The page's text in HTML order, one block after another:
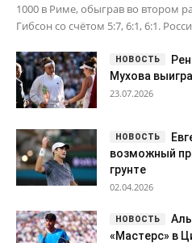
1000 в Риме, обыграв во втором
Гибсон со счётом 5:7, 6:1, 6:1.
Мухова
23.07.2026
возможный
грунте
02.04.2026
«Мастерс» в